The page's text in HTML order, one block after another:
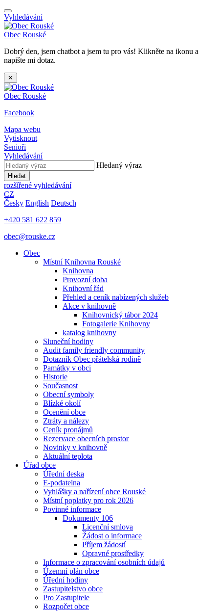
Vyhledávání
Obec Rouské
Dobrý den, jsem chatbot a jsem tu pro vás! Klikněte na ikonu a
napište mi dotaz.
✕
Obec Rouské
Facebook
Mapa webu
Vytisknout
Senioři
Vyhledávání
Hledaný výraz
Hledat
rozšířené vyhledávání
CZ
Česky English Deutsch
+420 581 622 859
obec@rouske.cz
Obec
Místní Knihovna Rouské
Knihovna
Provozní doba
Knihovní řád
Přehled a ceník nabízených služeb
Akce v knihovně
Knihovnický tábor 2024
Fotogalerie Knihovny
katalog knihovny
Sluneční hodiny
Audit family friendly community
Dotazník Obec přátelská rodině
Památky v obci
Historie
Současnost
Obecní symboly
Blízké okolí
Ocenění obce
Ztráty a nálezy
Ceník pronájmů
Rezervace obecních prostor
Novinky v knihovně
Aktuální teplota
Úřad obce
Úřední deska
E-podatelna
Vyhlášky a nařízení obce Rouské
Místní poplatky pro rok 2026
Povinné informace
Dokumenty 106
Licenční smlova
Žádost o informace
Příjem žádostí
Opravné prostředky
Informace o zpracování osobních údajů
Územní plán obce
Úřední hodiny
Zastupitelstvo obce
Pro Zastupitele
Rozpočet obce